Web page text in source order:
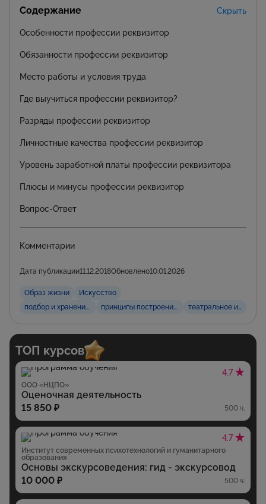
Содержание Скрыть
Особенности профессии реквизитор
Обязанности профессии реквизитор
Место работы и условия труда
Где выучиться профессии реквизитор?
Разряды профессии реквизитор
Личностные качества профессии реквизитор
Уровень заработной платы профессии реквизитора
Плюсы и минусы профессии реквизитор
Вопрос-Ответ
Комментарии
Дата публикации11.12.2018Обновлено10.01.2026
Образ жизни
Искусство
подбор и хранение реквизитапринципы построения композиций
театральное
ТОП курсов
4.7
ООО «НЦПО»
Оценочная деятельность
15 850 ₽
500 ч.
4.7
Институт современных психотехнологий и гуманитарного
образования
Основы экскурсоведения: гид - экскурсовод
10 000 ₽
500 ч.